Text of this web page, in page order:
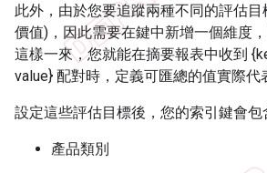
此外，由於您要追蹤兩種不同的評估
價值)，因此需要在鍵中新增一個維度
這樣一來，您就能在摘要報表中收到
value} 配對時，定義可匯總的值實際代
設定這些評估目標後，您的索引鍵會包
產品類別